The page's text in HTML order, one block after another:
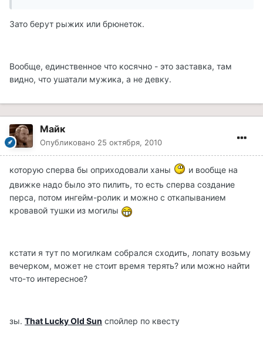
Зато берут рыжих или брюнеток.
Вообще, единственное что косячно - это заставка, там
видно, что ушатали мужика, а не девку.
Майк
Опубликовано 25 октября, 2010
которую сперва бы оприходовали ханы
и вообще на
движке надо было это пилить, то есть сперва создание
перса, потом ингейм-ролик и можно с откапыванием
кровавой тушки из могилы
кстати я тут по могилкам собрался сходить, лопату возьму
вечерком, может не стоит время терять? или можно найти
что-то интересное?
зы. That Lucky Old Sun спойлер по квесту